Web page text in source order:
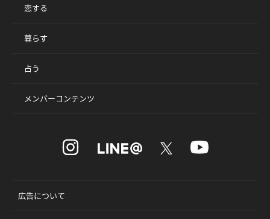
恋する
暮らす
占う
メンバーコンテンツ
広告について